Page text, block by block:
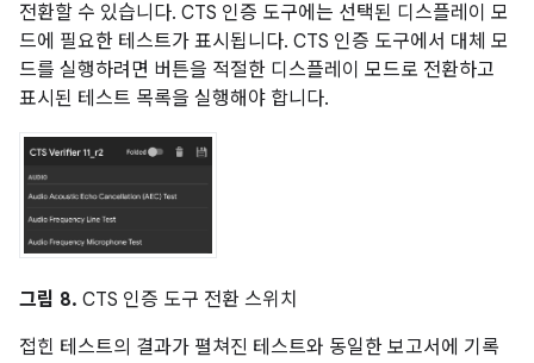
전환할 수 있습니다. CTS 인증 도구에는 선택된 디스플레이 모
드에 필요한 테스트가 표시됩니다. CTS 인증 도구에서 대체 모
드를 실행하려면 버튼을 적절한 디스플레이 모드로 전환하고
표시된 테스트 목록을 실행해야 합니다.
그림 8. CTS 인증 도구 전환 스위치
접힌 테스트의 결과가 펼쳐진 테스트와 동일한 보고서에 기록